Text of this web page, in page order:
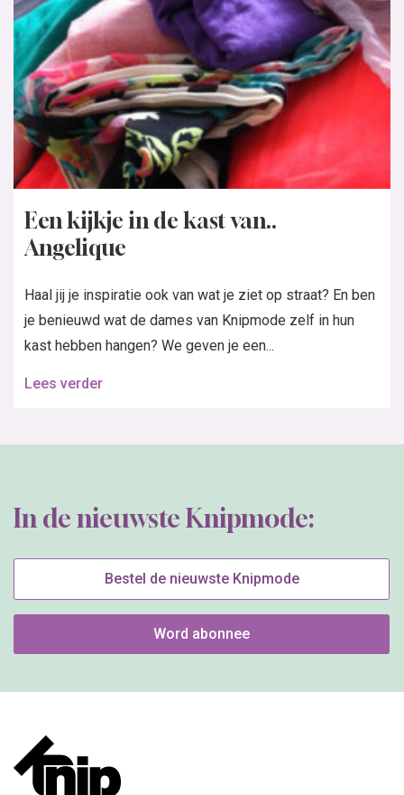
Een kijkje in de kast van..
Angelique
Haal jij je inspiratie ook van wat je ziet op straat? En ben
je benieuwd wat de dames van Knipmode zelf in hun
kast hebben hangen? We geven je een...
Lees verder
In de nieuwste Knipmode:
Bestel de nieuwste Knipmode
Word abonnee